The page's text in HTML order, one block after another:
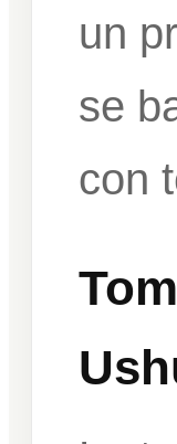
un
se
con